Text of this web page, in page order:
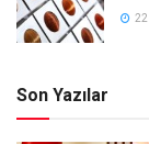
22
Son Yazılar